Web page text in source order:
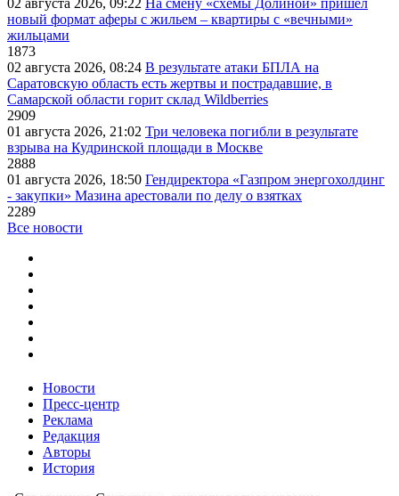
02 августа 2026, 09:22 На смену «схемы Долиной» пришёл
новый формат аферы с жильем – квартиры с «вечными»
жильцами
1873
02 августа 2026, 08:24 В результате атаки БПЛА на
Саратовскую область есть жертвы и пострадавшие, в
Самарской области горит склад Wildberries
2909
01 августа 2026, 21:02 Три человека погибли в результате
взрыва на Кудринской площади в Москве
2888
01 августа 2026, 18:50 Гендиректора «Газпром энергохолдинг
- закупки» Мазина арестовали по делу о взятках
2289
Все новости
Новости
Пресс-центр
Реклама
Редакция
Авторы
История